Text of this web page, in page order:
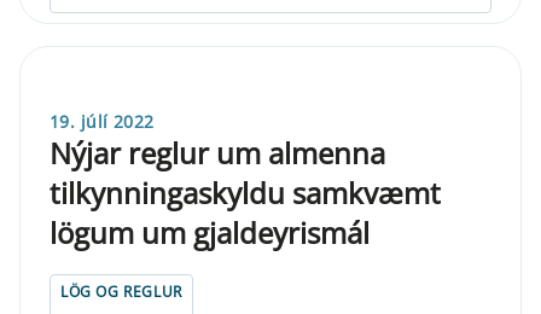
19. júlí 2022
Nýjar reglur um almenna
tilkynningaskyldu samkvæmt
lögum um gjaldeyrismál
LÖG OG REGLUR